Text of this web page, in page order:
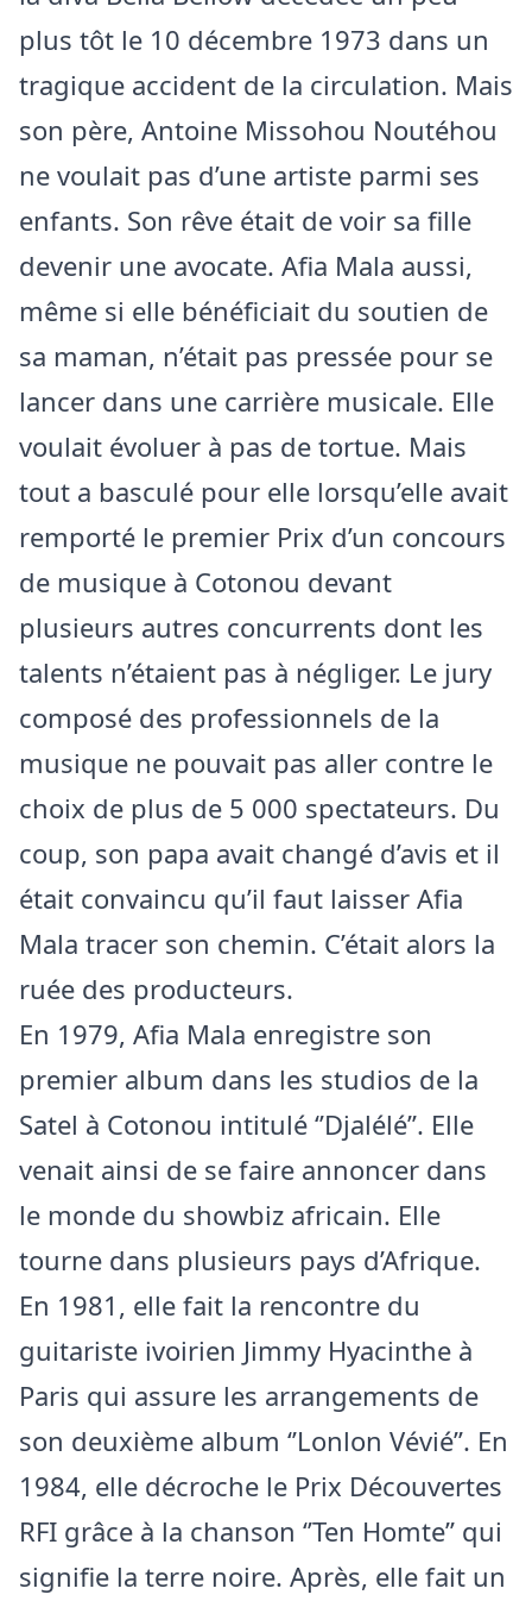
plus tôt le 10 décembre 1973 dans un
tragique accident de la circulation. Mais
son père, Antoine Missohou Noutéhou
ne voulait pas d’une artiste parmi ses
enfants. Son rêve était de voir sa fille
devenir une avocate. Afia Mala aussi,
même si elle bénéficiait du soutien de
sa maman, n’était pas pressée pour se
lancer dans une carrière musicale. Elle
voulait évoluer à pas de tortue. Mais
tout a basculé pour elle lorsqu’elle avait
remporté le premier Prix d’un concours
de musique à Cotonou devant
plusieurs autres concurrents dont les
talents n’étaient pas à négliger. Le jury
composé des professionnels de la
musique ne pouvait pas aller contre le
choix de plus de 5 000 spectateurs. Du
coup, son papa avait changé d’avis et il
était convaincu qu’il faut laisser Afia
Mala tracer son chemin. C’était alors la
ruée des producteurs.
En 1979, Afia Mala enregistre son
premier album dans les studios de la
Satel à Cotonou intitulé ‘’Djalélé’’. Elle
venait ainsi de se faire annoncer dans
le monde du showbiz africain. Elle
tourne dans plusieurs pays d’Afrique.
En 1981, elle fait la rencontre du
guitariste ivoirien Jimmy Hyacinthe à
Paris qui assure les arrangements de
son deuxième album ‘’Lonlon Vévié’’. En
1984, elle décroche le Prix Découvertes
RFI grâce à la chanson ‘’Ten Homte’’ qui
signifie la terre noire. Après, elle fait un